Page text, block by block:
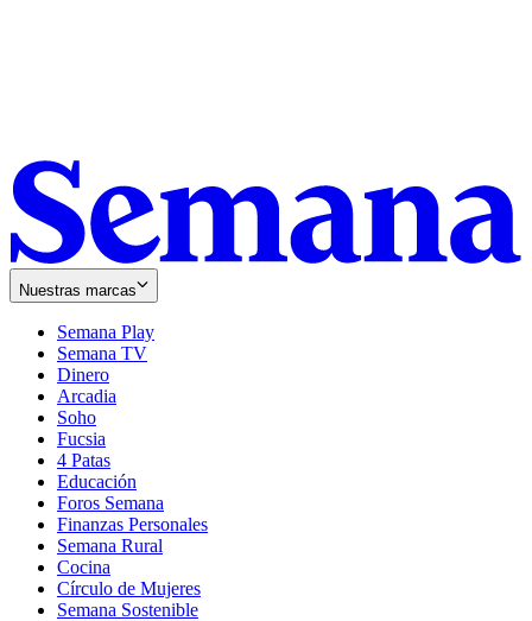
Nuestras marcas
Semana Play
Semana TV
Dinero
Arcadia
Soho
in
new
window
Fucsia
in
new
window
4 Patas
Educación
Foros Semana
Finanzas Personales
Semana Rural
Cocina
Círculo de Mujeres
Semana Sostenible